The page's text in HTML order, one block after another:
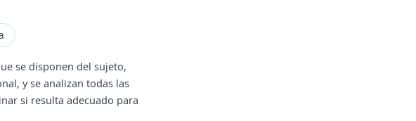
se disponen del sujeto,
y se analizan todas las
si resulta adecuado para